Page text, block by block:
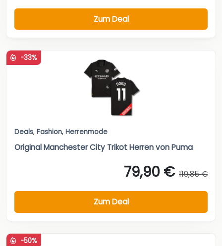
Zum Deal
-33%
Deals, Fashion, Herrenmode
Original Manchester City Trikot Herren von Puma
79,90 € 119,85 €
Zum Deal
-50%